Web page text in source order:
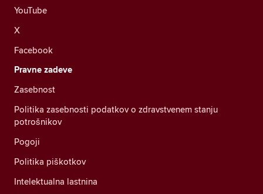
YouTube
X
Facebook
Pravne zadeve
Zasebnost
Politika zasebnosti podatkov o zdravstvenem stanju
potrošnikov
Pogoji
Politika piškotkov
Intelektualna lastnina